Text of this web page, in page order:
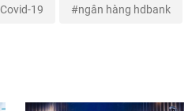
Covid-19 ngân hàng hdbank